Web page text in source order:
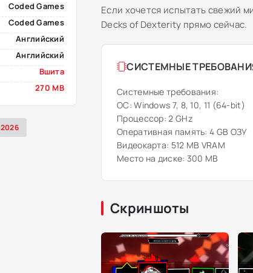
Coded Games
Coded Games
Английский
Английский
Вшита
270 MB
2026
Если хочется испытать свежий
Decks of Dexterity прямо сейчас.
СИСТЕМНЫЕ
Системные требования:
ОС: Windows 7, 8, 10, 11 (64-bit)
Процессор: 2 GHz
Оперативная память: 4 GB ОЗУ
Видеокарта: 512 MB VRAM
Место на диске: 300 MB
Скриншоты